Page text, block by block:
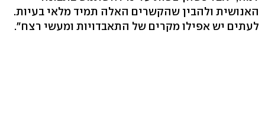
האנושית ולהבין שהקשרים האלה תמיד מלאי בעיות.
לעתים יש אפילו מקרים של התאבדויות ומעשי רצח".